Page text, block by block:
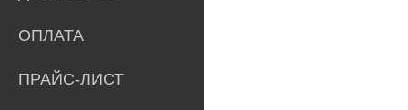
ОПЛАТА
ПРАЙС-ЛИСТ